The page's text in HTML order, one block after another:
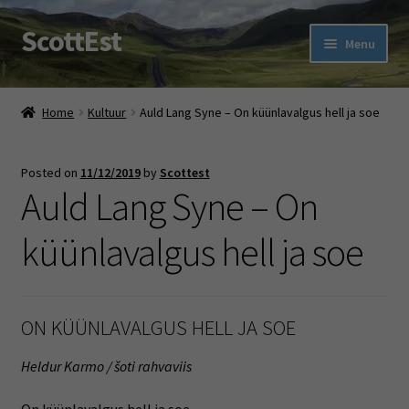
Skip
to
Skip
to
ScottEst Menu
Tartan Shop
Expand
Scottish Fun
child
Home Kultuur Auld Lang Syne – On küünlavalgus hell ja soe
Posted on 11/12/2019 by Scottest
Auld Lang Syne – On
küünlavalgus hell ja soe
ON KÜÜNLAVALGUS HELL JA SOE
Heldur Karmo / šoti rahvaviis